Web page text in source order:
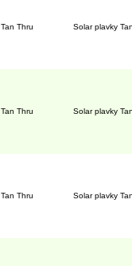
Tan Thru Solar plavky
Tan Thru Solar plavky
Tan Thru Solar plavky